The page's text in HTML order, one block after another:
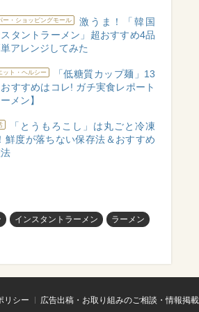
ー・ショッピングモール
激うま！「韓国
タントラーメン」超おすすめ4品
単アレンジしてみた
ット・ヘルシー
「低糖質カップ麺」13
すすめはコレ! ガチ実食レポート
ーメン】
「とうもろこし」は丸ごと冷凍
鮮度が落ちない保存法＆おすすめ
インスタントラーメン ラーメン
リシー
広告出稿・お取り組みのご相談・情報掲